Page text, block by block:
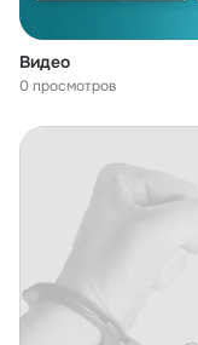
Видео
0 просмотров